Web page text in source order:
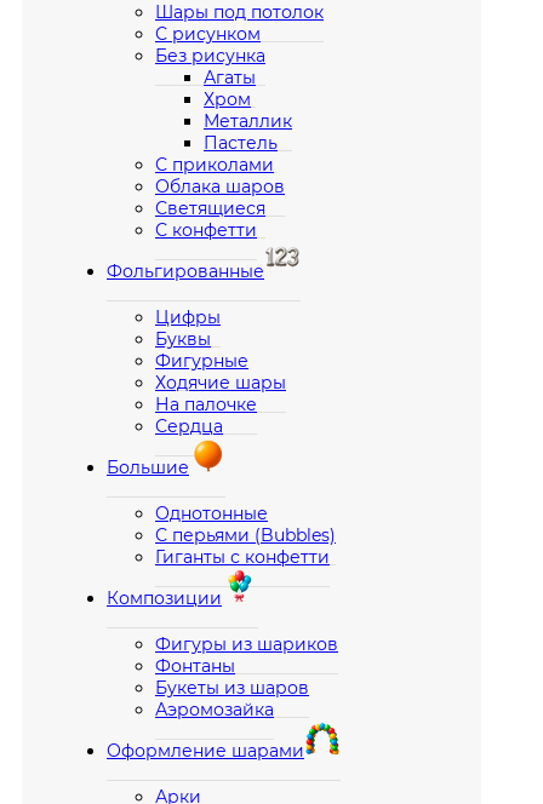
Шары под потолок
С рисунком
Без рисунка
Агаты
Хром
Металлик
Пастель
С приколами
Облака шаров
Светящиеся
С конфетти
Фольгированные
Цифры
Буквы
Фигурные
Ходячие шары
На палочке
Сердца
Большие
Однотонные
С перьями (Bubbles)
Гиганты с конфетти
Композиции
Фигуры из шариков
Фонтаны
Букеты из шаров
Аэромозайка
Оформление шарами
Арки